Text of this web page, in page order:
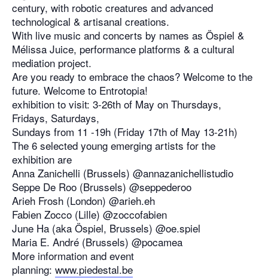
century, with robotic creatures and advanced
technological & artisanal creations.
With live music and concerts by names as Öspiel &
Mélissa Juice, performance platforms & a cultural
mediation project.
Are you ready to embrace the chaos? Welcome to the
future. Welcome to Entrotopia!
exhibition to visit: 3-26th of May on Thursdays,
Fridays, Saturdays,
Sundays from 11 -19h (Friday 17th of May 13-21h)
The 6 selected young emerging artists for the
exhibition are
Anna Zanichelli (Brussels) @annazanichellistudio
Seppe De Roo (Brussels) @seppederoo
Arieh Frosh (London) @arieh.eh
Fabien Zocco (Lille) @zoccofabien
June Ha (aka Öspiel, Brussels) @oe.spiel
Maria E. André (Brussels) @pocamea
More information and event
planning: www.piedestal.be